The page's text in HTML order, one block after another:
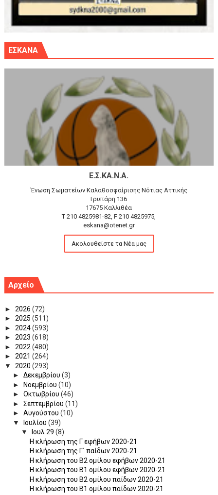
ΕΣΚΑΝΑ
Ε.Σ.ΚΑ.Ν.Α.
Ένωση Σωματείων Καλαθοσφαίρισης Νότιας Αττικής
Γρυπάρη 136
17675 Καλλιθέα
T 210 4825981-82, F 210 4825975,
eskana@otenet.gr
Ακολουθείστε τα Νέα μας
Αρχείο
► 2026 (72)
► 2025 (511)
► 2024(593)
► 2023 (618)
► 2022 (480)
► 2021 (264)
▼ 2020 (293)
► Δεκεμβρίου (3)
►
Νοεμβρίου (10)
► Οκτωβρίου (46)
► Σεπτεμβρίου (11)
► Αυγούστου (10)
▼
Ιουλίου (39)
▼
Ιουλ 29 (8)
H κλήρωση της Γ εφήβων 2020-21
H κλήρωση της Γ΄ παίδων 2020-21
Η κλήρωση του Β2 ομίλου εφήβων 2020-21
Η κλήρωση του Β1 ομίλου εφήβων 2020-21
Η κλήρωση του Β2 ομίλου παίδων 2020-21
Η κλήρωση του Β1 ομίλου παίδων 2020-21